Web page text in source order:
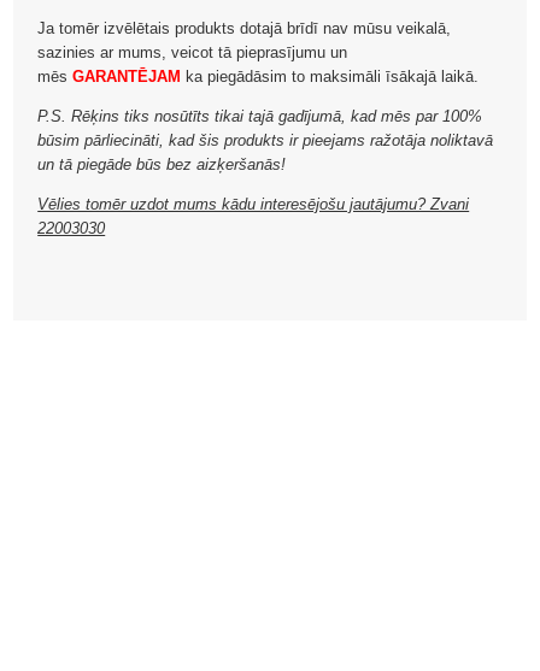
Ja tomēr izvēlētais produkts dotajā brīdī nav mūsu veikalā,
sazinies ar mums, veicot tā pieprasījumu un
mēsGARANTĒJAM ka piegādāsim to maksimāli īsākajā laikā.
P.S. Rēķins tiks nosūtīts tikai tajā gadījumā, kad mēs par 100%
būsim pārliecināti, kad šis produkts ir pieejams ražotāja noliktavā
un tā piegāde būs bez aizķeršanās!
Vēlies tomēr uzdot mums kādu interesējošu jautājumu? Zvani
22003030